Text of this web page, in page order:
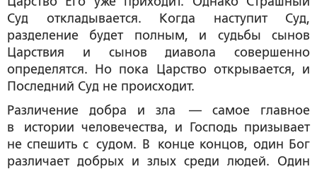
Суд откладывается. Когда наступит Суд,
разделение будет полным, и судьбы сынов
Царствия и сынов диавола совершенно
определятся. Но пока Царство открывается, и
Последний Суд не происходит.
Различение добра и зла — самое главное
в истории человечества, и Господь призывает
не спешить с судом. В конце концов, один Бог
различает добрых и злых среди людей. Один